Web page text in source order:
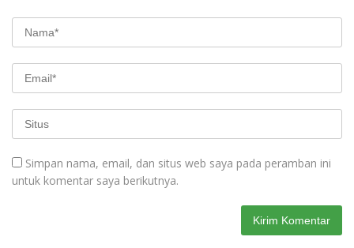
Simpan nama, email, dan situs web saya pada peramban ini
untuk komentar saya berikutnya.